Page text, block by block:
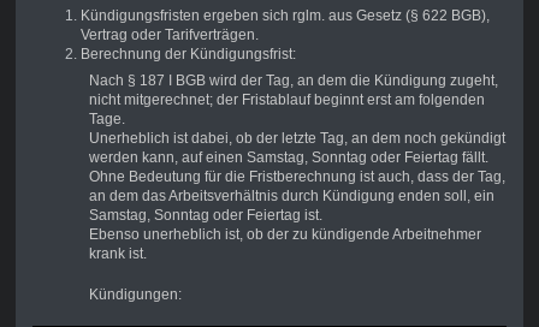
Kündigungsfristen ergeben sich rglm. aus Gesetz (§ 622 BGB),
Vertrag oder Tarifverträgen.
Berechnung der Kündigungsfrist:
Nach § 187 I BGB wird der Tag, an dem die Kündigung zugeht,
nicht mitgerechnet; der Fristablauf beginnt erst am folgenden
Tage.
Unerheblich ist dabei, ob der letzte Tag, an dem noch gekündigt
werden kann, auf einen Samstag, Sonntag oder Feiertag fällt.
Ohne Bedeutung für die Fristberechnung ist auch, dass der Tag,
an dem das Arbeitsverhältnis durch Kündigung enden soll, ein
Samstag, Sonntag oder Feiertag ist.
Ebenso unerheblich ist, ob der zu kündigende Arbeitnehmer
krank ist.
Kündigungen: